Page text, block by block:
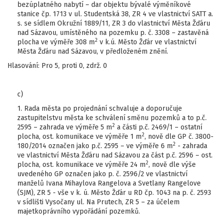
bezúplatného nabytí – dar objektu bývalé výměníkové
stanice čp. 1713 v ul. Studentská 38, ZR 4 ve vlastnictví SATT a.
s. se sídlem Okružní 1889/11, ZR 3 do vlastnictví Města Žďáru
nad Sázavou, umístěného na pozemku p. č. 3308 – zastavěná
plocha ve výměře 308 m2 v k.ú. Město Žďár ve vlastnictví
Města Žďáru nad Sázavou, v předloženém znění.
Hlasování: Pro 5, proti 0, zdrž. 0
c)
1. Rada města po projednání schvaluje a doporučuje
zastupitelstvu města ke schválení směnu pozemků a to p.č.
2595 – zahrada ve výměře 5 m2 a části p.č. 2469/1 – ostatní
plocha, ost. komunikace ve výměře 1 m2, nově dle GP č. 3800-
180/2014 označen jako p.č. 2595 – ve výměře 6 m2 - zahrada
ve vlastnictví Města Žďáru nad Sázavou za část p.č. 2596 – ost.
plocha, ost. komunikace ve výměře 24 m2, nově dle výše
uvedeného GP označen jako p. č. 2596/2 ve vlastnictví
manželů Ivana Mihaylova Rangelova a Svetlany Rangelove
(SJM), ZR 5 - vše v k. ú. Město Žďár u RD čp. 1043 na p. č. 2593
v sídlišti Vysočany ul. Na Prutech, ZR 5 – za účelem
majetkoprávního vypořádání pozemků.